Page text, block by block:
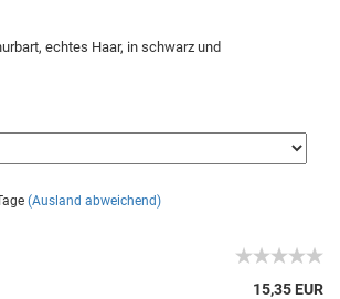
echtes Haar, in schwarz und
(Ausland abweichend)
15,35 EUR